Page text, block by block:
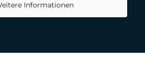
Informationen